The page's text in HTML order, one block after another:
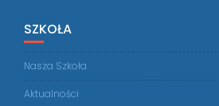
SZKOŁA
Nasza Szkoła
Aktualności